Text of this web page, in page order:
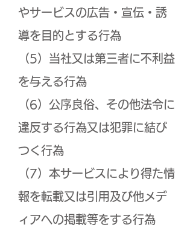
やサービスの広告・宣伝・誘
導を目的とする行為
（5）当社又は第三者に不利益
を与える行為
（6）公序良俗、その他法令に
違反する行為又は犯罪に結び
つく行為
（7）本サービスにより得た情
報を転載又は引用及び他メデ
ィアへの掲載等をする行為